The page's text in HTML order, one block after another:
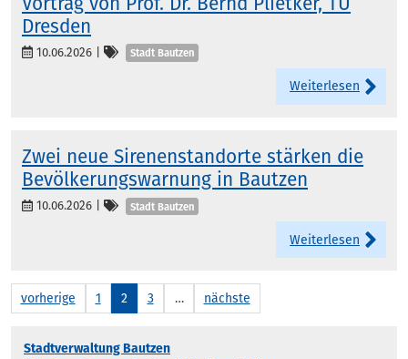
Dresden
10.06.2026 Kategorien
Stadt Bautzen
Weiterlesen
Zwei neue Sirenenstandorte stärken die
Bevölkerungswarnung in Bautzen
10.06.2026 Kategorien
Stadt Bautzen
Weiterlesen
vorherige 1 2 3 … nächste
Stadtverwaltung Bautzen